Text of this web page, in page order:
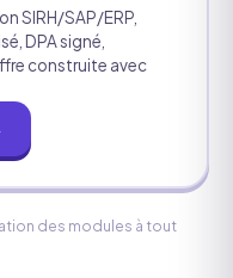
SIRH/SAP/ERP,
DPA signé,
construite avec
des modules à tout